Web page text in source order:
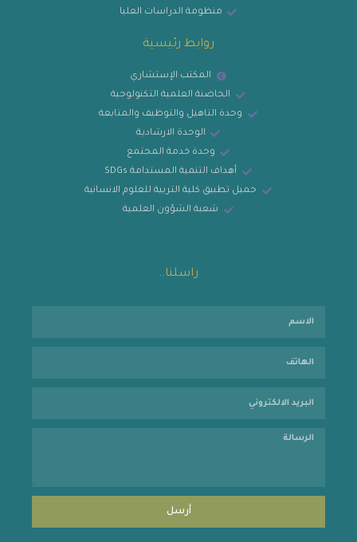
منظومة الدراسات العليا
روابط رئيسية
المكتب الإستشاري
الحاضنة العلمية التكنولوجية
وحدة التاهيل والتوظيف والمتابعة
الوحدة الارشادية
وحدة خدمة المجتمع
أهداف التنمية المستدامة SDGs
حميل تطبيق كلية التربية للعلوم الانسانية
شعبة الشؤون العلمية
راسلنا..
أرسل